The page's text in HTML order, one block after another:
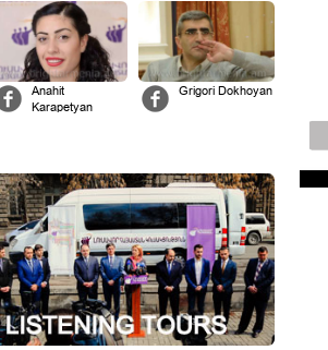
Anahit
Karapetyan
Grigori Dokhoyan